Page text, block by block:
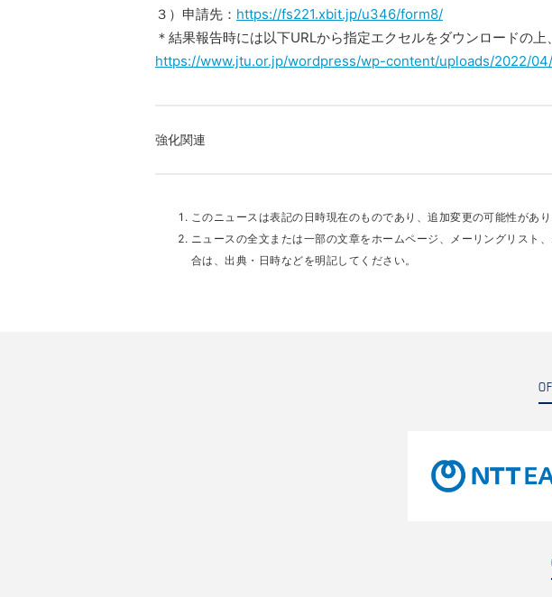
３）申請先： https://fs221.xbit.jp/u346/form8/
＊結果報告時には以下URLから指定エクセルをダウンロードの上
https://www.jtu.or.jp/wordpress/wp-content/uploads/2022/
強化関連
このニュースは表記の日時現在のものであり、追加変更の可能性があり
ニュースの全文または一部の文章をホームページ、メーリングリスト
合は、出典・日時などを明記してください。